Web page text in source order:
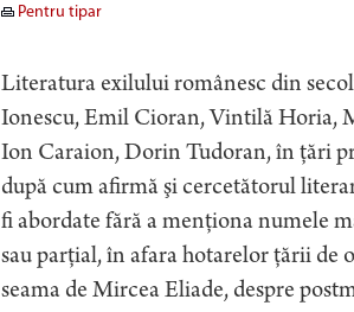
Pentru tipar
Literatura exilului românesc din
Ionescu, Emil Cioran, Vintilă Horia,
Ion Caraion, Dorin Tudoran, în ţări
după cum afirmă şi cercetătorul
fi abordate fără a menţiona numele
sau parţial, în afara hotarelor ţării de
seama de Mircea Eliade, despre